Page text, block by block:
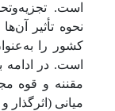
است.
نحوه تأثیر
کشور را
است. در ادامه
مقننه و قوه
میانی (اثرگذار